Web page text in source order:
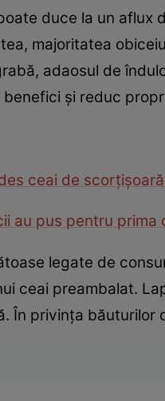
duce la un
majoritatea
adaosul de
şi reduc
ceai de
au pus pentru
legate de
ceai preambalat.
În privinţa